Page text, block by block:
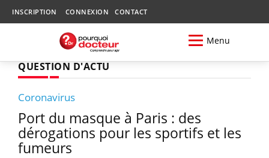
INSCRIPTION CONNEXION CONTACT
Menu
QUESTION D'ACTU
Coronavirus
Port du masque à Paris : des
dérogations pour les sportifs et les
fumeurs